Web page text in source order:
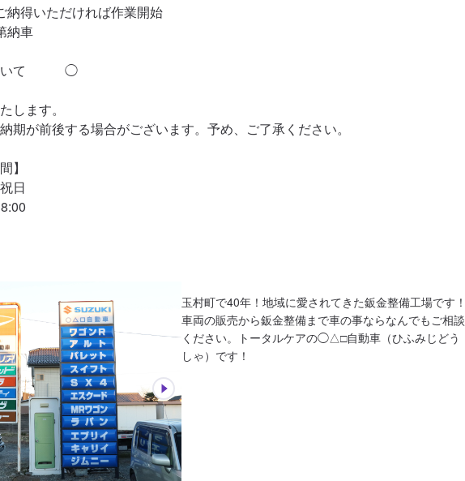
納得いただければ作業開始
納車
て　　　◯
します。
期が前後する場合がございます。予め、ご了承ください。
】
日
玉村町で40年！地域に愛されてきた鈑金整備工場です！
車両の販売から鈑金整備まで車の事ならなんでもご相談
ください。トータルケアの◯△□自動車（ひふみじどう
しゃ）です！